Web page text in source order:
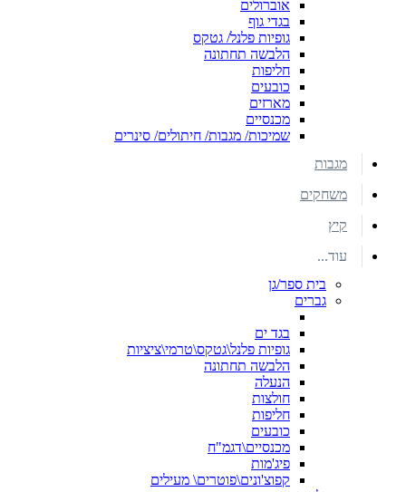
אוברולים
בגדי גוף
גופיות פלנל/ גטקס
הלבשה תחתונה
חליפות
כובעים
מארזים
מכנסיים
שמיכות/ מגבות/ חיתולים/ סינרים
מגבות
משחקים
קיץ
עוד...
בית ספר/גן
גברים
בגד ים
גופיות פלנל\גטקס\טרמי\ציציות
הלבשה תחתונה
הנעלה
חולצות
חליפות
כובעים
מכנסיים\דגמ"ח
פיג'מות
קפוצ'ונים\פוטרים\ מעילים